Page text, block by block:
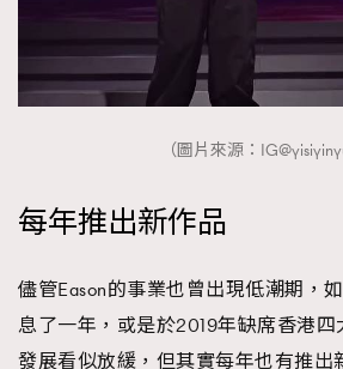
（圖片來源：
每年推出新作品
儘管Eason的事業也曾出現低潮期，
息了一年，或是於2019年缺席香港
發展看似放緩，但其實每年也有推出